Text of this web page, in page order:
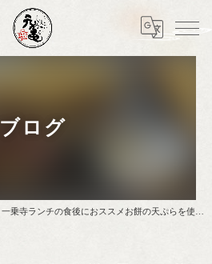
ブログ
一乗寺ランチの食後におススメお餅の天ぷらを使った餅天ぜんざい知る人ぞ知る隠れメニューです